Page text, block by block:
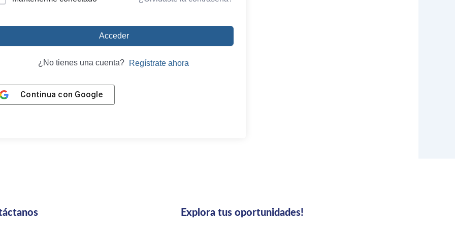
Acceder
¿No tienes una cuenta? Regístrate ahora
Continua con Google
Explora tus oportunidades!